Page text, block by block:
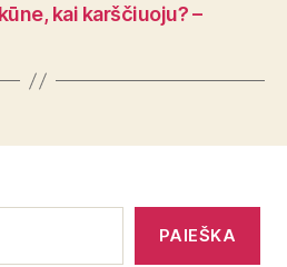
kai karščiuoju? –
PAIEŠKA